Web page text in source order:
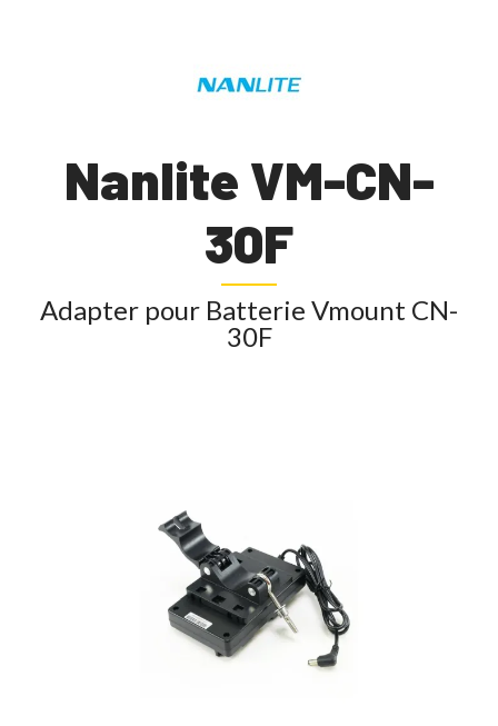
Nanlite VM-CN-
30F
Adapter pour Batterie Vmount CN-
30F